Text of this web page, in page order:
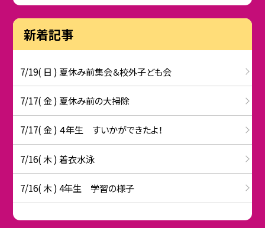
新着記事
7/19( 日 ) 夏休み前集会＆校外子ども会
7/17( 金 ) 夏休み前の大掃除
7/17( 金 ) ４年生 すいかができたよ！
7/16( 木 ) 着衣水泳
7/16( 木 ) 4年生 学習の様子